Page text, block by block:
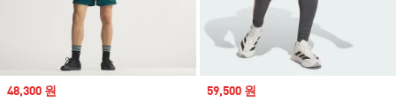
Sale price
48,300 원 Sale price
59,500 원